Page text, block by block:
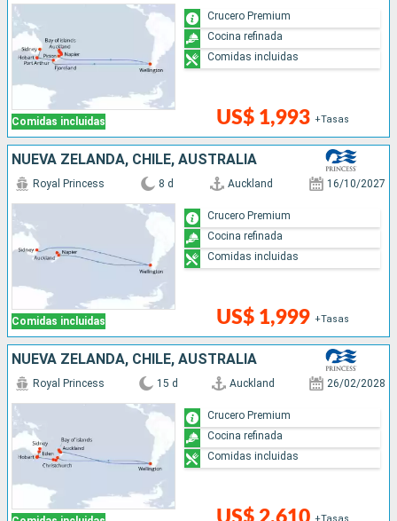
Comidas incluidas US$ 1,993 +Tasas
Crucero Premium
Cocina refinada
Comidas incluidas
NUEVA ZELANDA, CHILE, AUSTRALIA
Comidas incluidas
Royal Princess 8 d Auckland 16/10/2027
US$ 1,999 +Tasas
Crucero Premium
Cocina refinada
Comidas incluidas
NUEVA ZELANDA, CHILE, AUSTRALIA
Royal Princess 15 d Auckland 26/02/2028
Crucero Premium
Cocina refinada
Comidas incluidas